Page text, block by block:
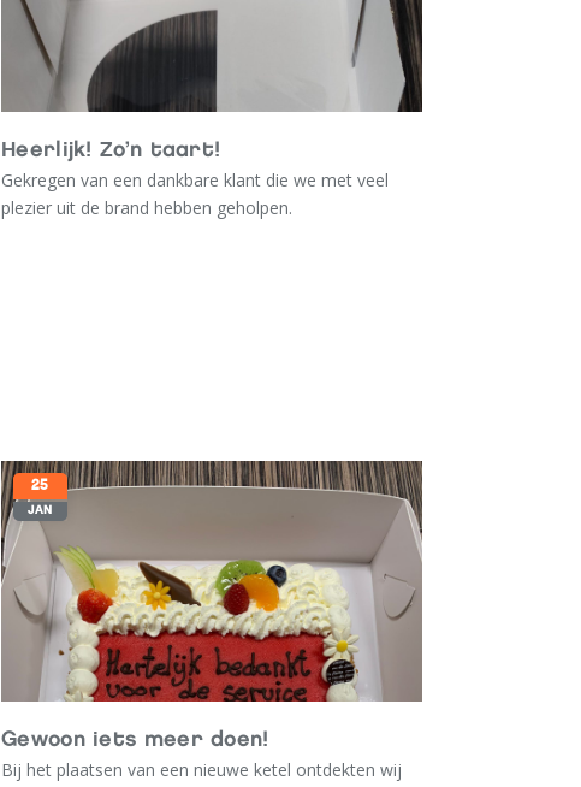
Heerlijk! Zo’n taart!
Gekregen van een dankbare klant die we met veel
plezier uit de brand hebben geholpen.
25
JAN
Gewoon iets meer doen!
Bij het plaatsen van een nieuwe ketel ontdekten wij